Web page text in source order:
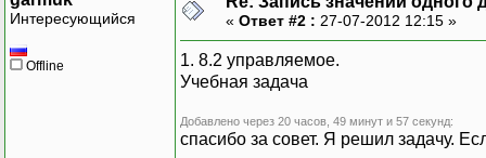
Интересующийся
Offline
« Ответ #2 : 27-07-2012 12:15 »
1. 8.2 управляемое.
Учебная задача
Добавлено через 20 часов, 49 минут и 57 секунд:
спасибо за совет. Я решил задачу.